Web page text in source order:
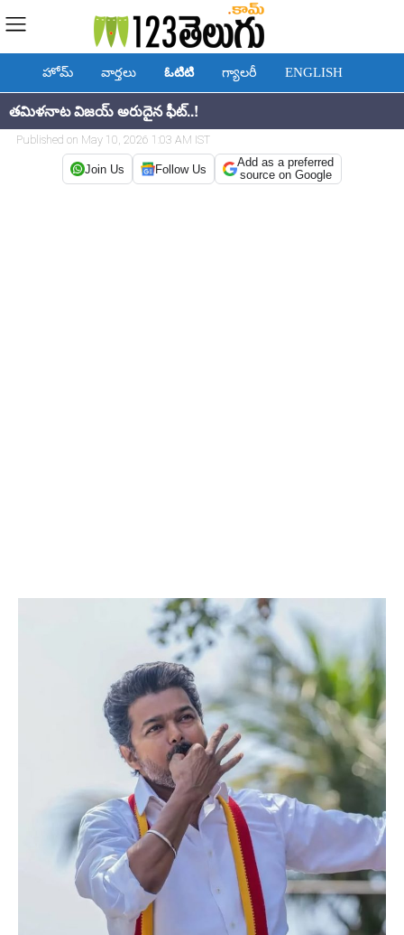
హోమ్ వార్తలు ఓటిటి గ్యాలరీ ENGLISH
తమిళనాట విజయ్ అరుదైన ఫీట్..!
Published on May 10, 2026 1:03 AM IST
Join Us Follow Us
Add as a preferred
source on Google